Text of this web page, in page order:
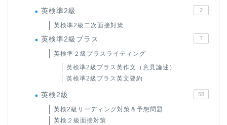
英検準2級 2
英検準2級二次面接対策
英検準2級プラス 7
英検準２級プラスライティング
英検準2級プラス英作文（意見論述）
英検準2級プラス英文要約
英検2級 58
英検2級リーディング対策＆予想問題
英検２級面接対策